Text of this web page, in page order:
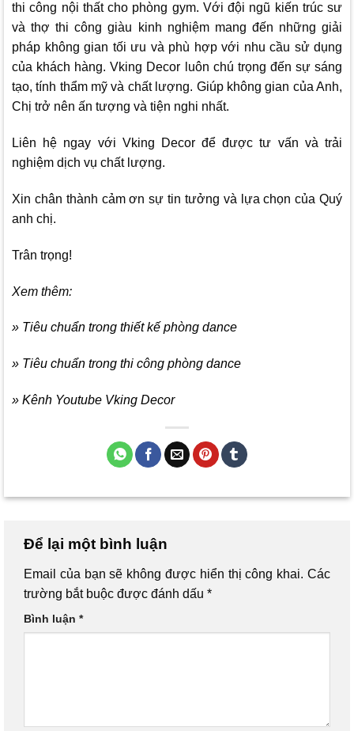
thi công nội thất cho phòng gym. Với đội ngũ kiến trúc sư
và thợ thi công giàu kinh nghiệm mang đến những giải
pháp không gian tối ưu và phù hợp với nhu cầu sử dụng
của khách hàng.Vking Decor luôn chú trọng đến sự sáng
tạo, tính thẩm mỹ và chất lượng. Giúp không gian của Anh,
Chị trở nên ấn tượng và tiện nghi nhất.
Liên hệ ngay với Vking Decorđể được tư vấn và trải
nghiệm dịch vụ chất lượng.
Xin chân thành cảm ơn sự tin tưởng và lựa chọn của Quý
anh chị.
Trân trọng!
Xem thêm:
» Tiêu chuẩn trong thiết kế phòng dance
» Tiêu chuẩn trong thi công phòng dance
» Kênh Youtube Vking Decor
Để lại một bình luận
Email của bạn sẽ không được hiển thị công khai. Các
trường bắt buộc được đánh dấu *
Bình luận *